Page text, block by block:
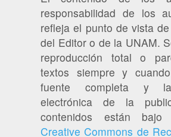
responsabilidad de los
refleja el punto de vista
del Editor o de la UNAM.
reproducción total o
textos siempre y
fuente completa y
electrónica de la
contenidos están
Creative Commons de